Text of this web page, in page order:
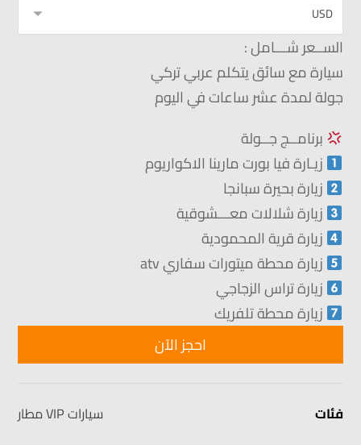
الســعر شـــامل :
سيارة مع سائق يتكلم عربي تركي
جولة لمدة عشر ساعات في اليوم
برنامــج جــولة
زيـارة فيا بورت مارينا الاكواريوم
زيارة بحيرة سبانجا
زيارة شلالات معـــشوقية
زيارة قرية المحمودية
زيارة محطة ميتورات سفاري atv
زيارة تراس الزجاجي
زيارة محطة تلفريك
احجز الآن
فئات سيارات VIP مطار